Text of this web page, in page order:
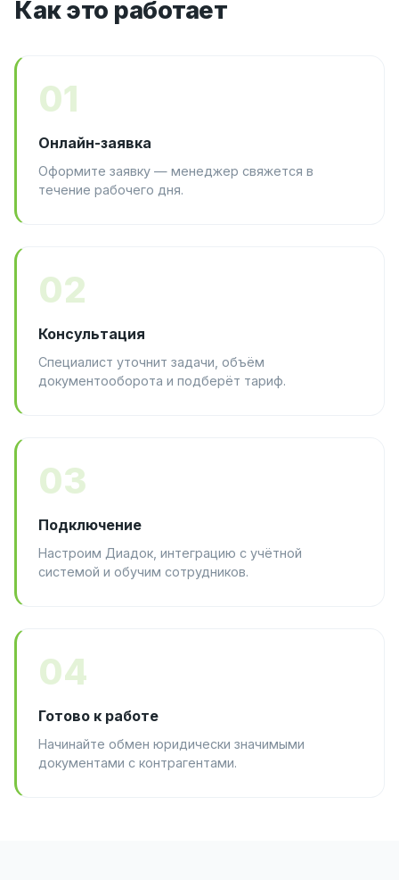
Как это работает
01
Онлайн-заявка
Оформите заявку — менеджер свяжется в
течение рабочего дня.
02
Консультация
Специалист уточнит задачи, объём
документооборота и подберёт тариф.
03
Подключение
Настроим Диадок, интеграцию с учётной
системой и обучим сотрудников.
04
Готово к работе
Начинайте обмен юридически значимыми
документами с контрагентами.